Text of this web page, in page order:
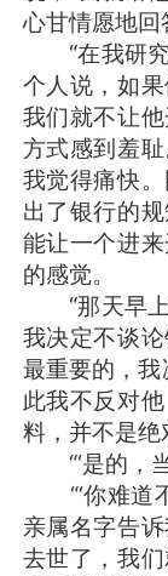
心甘情愿地回
“在我研究
个人说，如
我们就不让
方式感到羞
我觉得痛快
出了银行的
能让一个进
的感觉。
“那天早上
我决定不谈
最重要的，我
此我不反对
料，并不是绝
“‘是的，当
“‘你难道不
亲属名字告
去世了，我